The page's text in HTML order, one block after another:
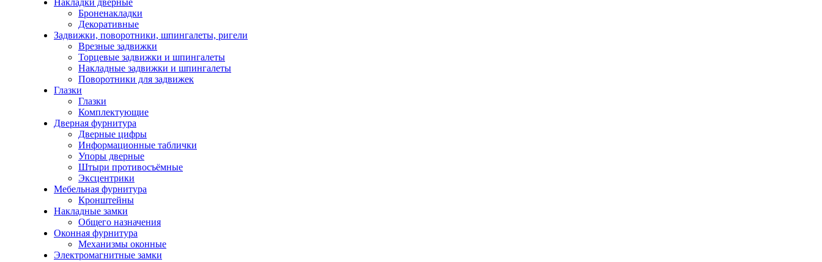
Накладки дверные
Броненакладки
Декоративные
Задвижки, поворотники, шпингалеты, ригели
Врезные задвижки
Торцевые задвижки и шпингалеты
Накладные задвижки и шпингалеты
Поворотники для задвижек
Глазки
Глазки
Комплектующие
Дверная фурнитура
Дверные цифры
Информационные таблички
Упоры дверные
Штыри противосъёмные
Эксцентрики
Мебельная фурнитура
Кронштейны
Накладные замки
Общего назначения
Оконная фурнитура
Механизмы оконные
Электромагнитные замки